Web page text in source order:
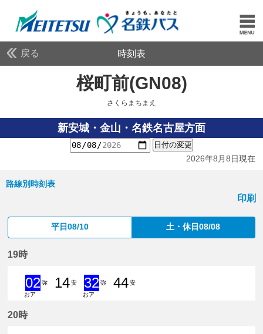
戻る 時刻表
桜町前(GN08)
さくらまちまえ
新安城・金山・名鉄名古屋方面
日付の変更
2026年8月8日現在
路線別時刻表
印刷
平日08/10 土・休日08/08
19時
02
2分はつ 急行弥富いき
弥
おア
14安
32弥
おア
44安
20時